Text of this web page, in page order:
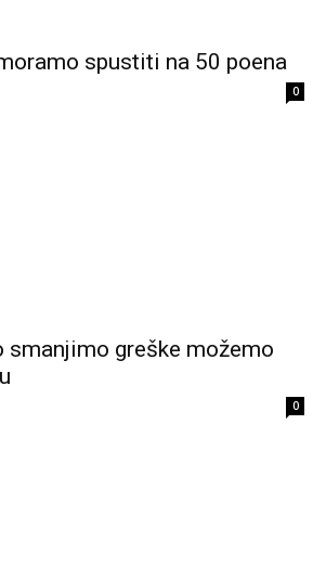
spustiti na 50 poena
0
smanjimo greške možemo
0